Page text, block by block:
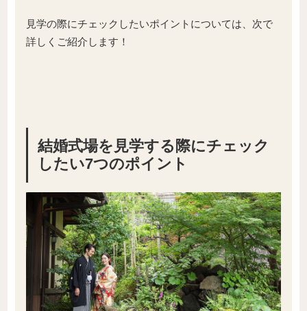
見学の際にチェックしたいポイントについては、次で
詳しくご紹介します！
結婚式場を見学する際にチェック
したい7つのポイント